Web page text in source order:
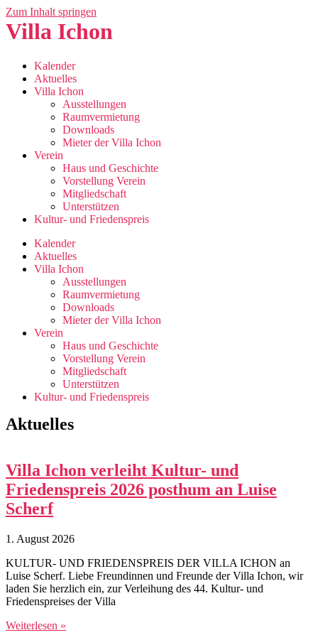
Zum Inhalt springen
Villa Ichon
Kalender
Aktuelles
Villa Ichon
Ausstellungen
Raumvermietung
Downloads
Mieter der Villa Ichon
Verein
Haus und Geschichte
Vorstellung Verein
Mitgliedschaft
Unterstützen
Kultur- und Friedenspreis
Kalender
Aktuelles
Villa Ichon
Ausstellungen
Raumvermietung
Downloads
Mieter der Villa Ichon
Verein
Haus und Geschichte
Vorstellung Verein
Mitgliedschaft
Unterstützen
Kultur- und Friedenspreis
Aktuelles
Villa Ichon verleiht Kultur- und
Friedenspreis 2026 posthum an Luise
Scherf
1. August 2026
KULTUR- UND FRIEDENSPREIS DER VILLA ICHON an
Luise Scherf. Liebe Freundinnen und Freunde der Villa Ichon, wir
laden Sie herzlich ein, zur Verleihung des 44. Kultur- und
Friedenspreises der Villa
Weiterlesen »